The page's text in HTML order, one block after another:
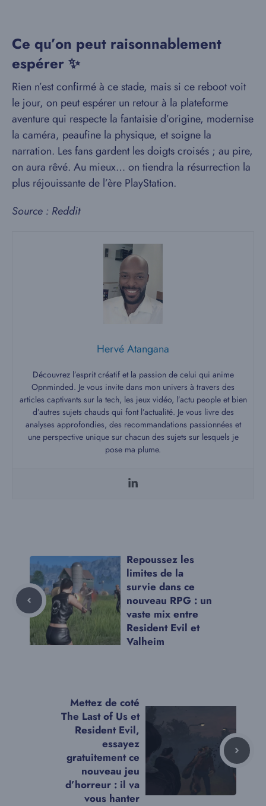
Ce qu’on peut raisonnablement
espérer ✨
Rien n’est confirmé à ce stade, mais si ce reboot voit
le jour, on peut espérer un retour à la plateforme
aventure qui respecte la fantaisie d’origine, modernise
la caméra, peaufine la physique, et soigne la
narration. Les fans gardent les doigts croisés ; au pire,
on aura rêvé. Au mieux… on tiendra la résurrection la
plus réjouissante de l’ère PlayStation.
Source : Reddit
Hervé Atangana
Découvrez l’esprit créatif et la passion de celui qui anime
Opnminded. Je vous invite dans mon univers à travers des
articles captivants sur la tech, les jeux vidéo, l’actu people et bien
d’autres sujets chauds qui font l’actualité. Je vous livre des
analyses approfondies, des recommandations passionnées et
une perspective unique sur chacun des sujets sur lesquels je
pose ma plume.
Repoussez les
limites de la
survie dans ce
nouveau RPG : un
vaste mix entre
Resident Evil et
Valheim
Mettez de coté
The Last of Us et
Resident Evil,
essayez
gratuitement ce
nouveau jeu
d’horreur : il va
vous hanter